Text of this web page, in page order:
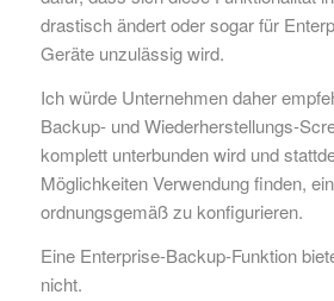
drastisch ändert oder sogar für
Geräte unzulässig wird.
Ich würde Unternehmen daher
Backup- und Wiederherstellungs-
komplett unterbunden wird und
Möglichkeiten Verwendung finden,
ordnungsgemäß zu konfigurieren.
Eine Enterprise-Backup-Funktion
nicht.